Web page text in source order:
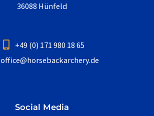
36088 Hünfeld
+49 (0) 171 980 18 65
office@horsebackarchery.de
Social Media